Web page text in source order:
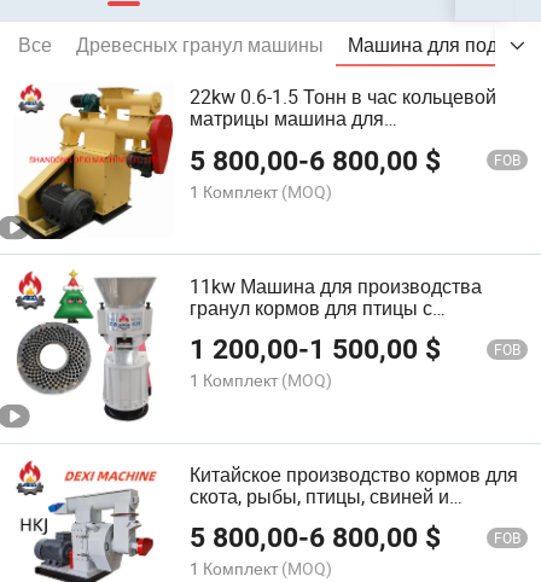
Все Древесных гранул машины
Машина для подачи
22kw 0.6-1.5 Тонн в час кольцевой
матрицы машина для
животных для промышленности
5 800,00-6 800,00 $ FOB
1 Комплект (MOQ)
11kw Машина для производства
гранул кормов для птицы с
мощностью 500-700kgs/H для
домашнего использования
1 200,00-1 500,00 $ FOB
1 Комплект (MOQ)
Китайское производство кормов для
скота, рыбы, птицы, свиней и
грануляторов для кормов для
животных
5 800,00-6 800,00 $ FOB
1 Комплект (MOQ)